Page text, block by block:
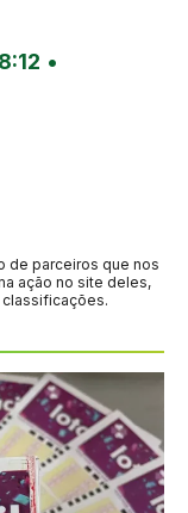
•
de parceiros que nos
ação no site deles,